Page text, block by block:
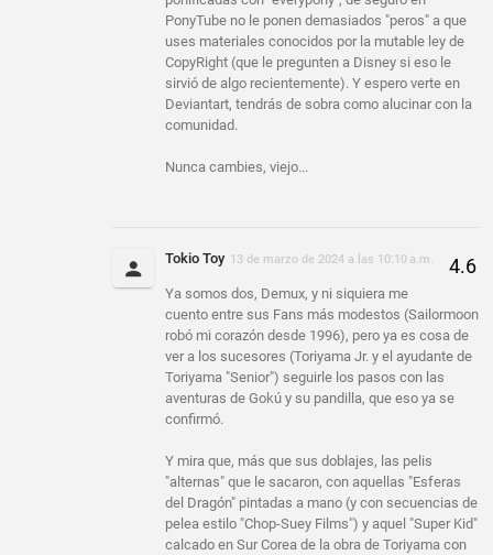
PonyTube no le ponen demasiados "peros" a que
uses materiales conocidos por la mutable ley de
CopyRight (que le pregunten a Disney si eso le
sirvió de algo recientemente). Y espero verte en
Deviantart, tendrás de sobra como alucinar con la
comunidad.
Nunca cambies, viejo...
Tokio Toy 13 de marzo de 2024 a las 10:10 a.m.
Ya somos dos, Demux, y ni siquiera me
cuento entre sus Fans más modestos (Sailormoon
robó mi corazón desde 1996), pero ya es cosa de
ver a los sucesores (Toriyama Jr. y el ayudante de
Toriyama "Senior") seguirle los pasos con las
aventuras de Gokú y su pandilla, que eso ya se
confirmó.
Y mira que, más que sus doblajes, las pelis
"alternas" que le sacaron, con aquellas "Esferas
del Dragón" pintadas a mano (y con secuencias de
pelea estilo "Chop-Suey Films") y aquel "Super Kid"
calcado en Sur Corea de la obra de Toriyama con